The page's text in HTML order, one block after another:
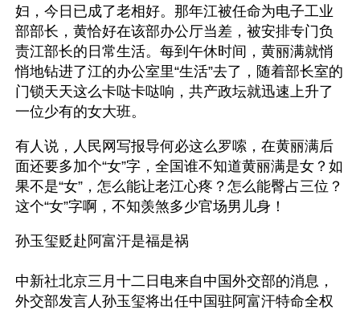
妇，今日已成了老相好。那年江被任命为电子工业
部部长，黄恰好在该部办公厅当差，被安排专门负
责江部长的日常生活。每到午休时间，黄丽满就悄
悄地钻进了江的办公室里“生活”去了，随着部长室的
门锁天天这么卡哒卡哒响，共产政坛就迅速上升了
一位少有的女大班。
有人说，人民网写报导何必这么罗嗦，在黄丽满后
面还要多加个“女”字，全国谁不知道黄丽满是女？如
果不是“女”，怎么能让老江心疼？怎么能臀占三位？
这个“女”字啊，不知羡煞多少官场男儿身！
孙玉玺贬赴阿富汗是福是祸
中新社北京三月十二日电来自中国外交部的消息，
外交部发言人孙玉玺将出任中国驻阿富汗特命全权